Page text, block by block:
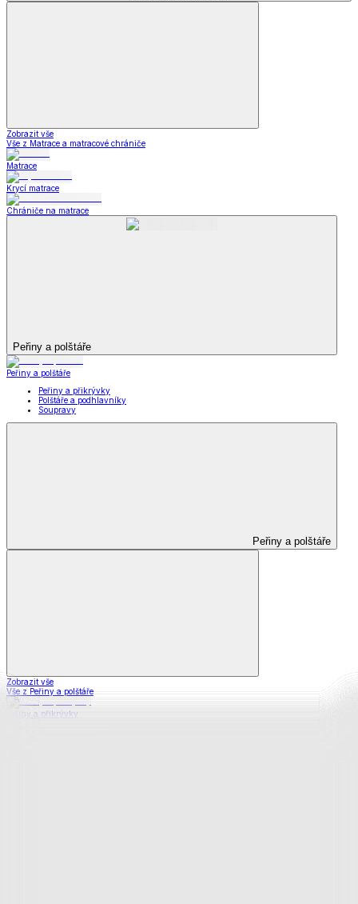
Zobrazit vše
Vše z Matrace a matracové chrániče
Matrace
Krycí matrace
Chrániče na matrace
Peřiny a polštáře
Peřiny a polštáře
Peřiny a přikrývky
Polštáře a podhlavníky
Soupravy
Peřiny a polštáře
Zobrazit vše
Vše z Peřiny a polštáře
Peřiny a přikrývky